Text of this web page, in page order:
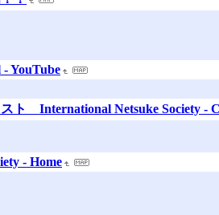
YouTube
ト International Netsuke Society -
- Home